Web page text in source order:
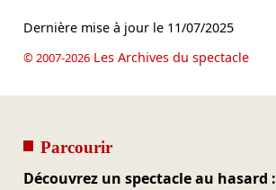
Dernière mise à jour le 11/07/2025
© 2007-2026Les Archives du spectacle
Parcourir
Découvrez un spectacle au hasard :